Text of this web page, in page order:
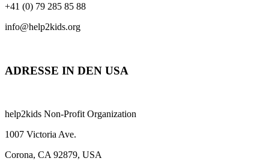
+41 (0) 79 285 85 88
info@help2kids.org
ADRESSE IN DEN USA
help2kids Non-Profit Organization
1007 Victoria Ave.
Corona, CA 92879, USA